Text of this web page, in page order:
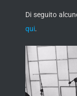
Di seguito
qui.